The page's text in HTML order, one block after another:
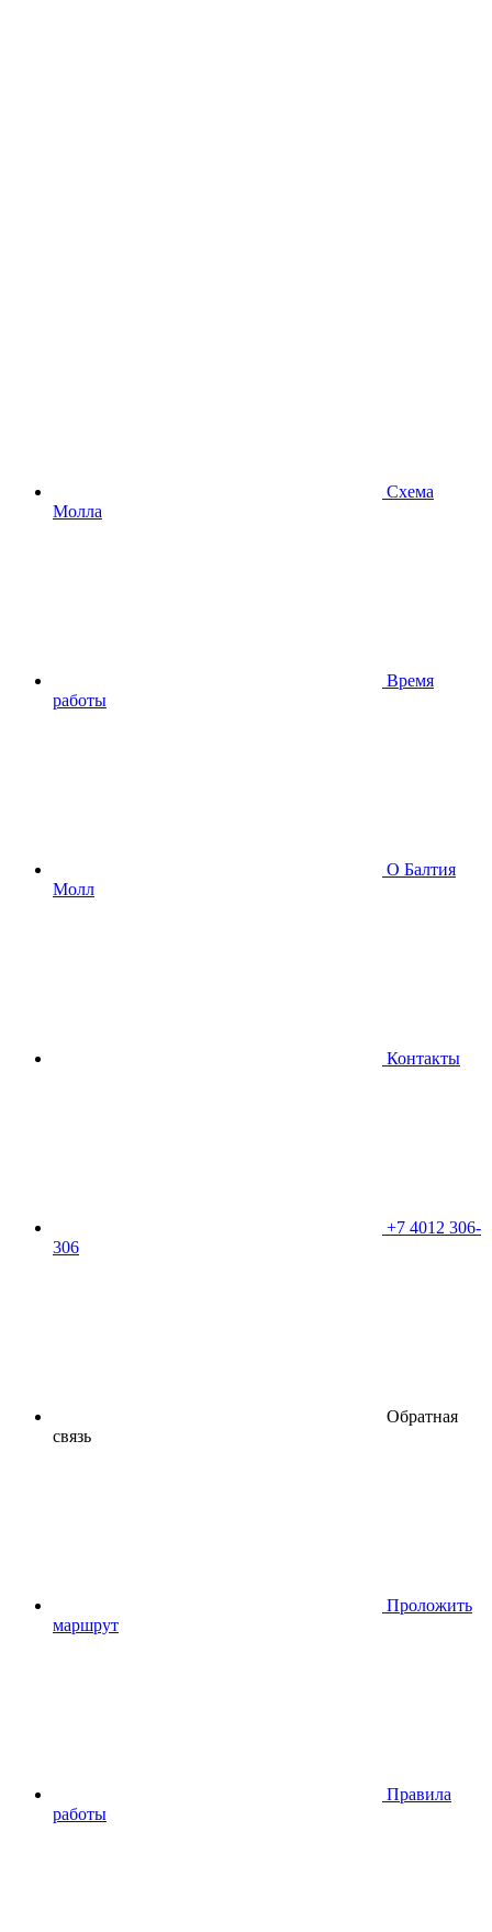
Схема
Молла
Время
работы
О Балтия
Молл
Контакты
+7 4012 306-
306
Обратная
связь
Проложить
маршрут
Правила
работы